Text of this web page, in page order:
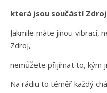
která jsou součástí
Jakmile máte jinou vibraci,
Zdroj,
nemůžete přijímat to, kým
Na rádiu to téměř každý